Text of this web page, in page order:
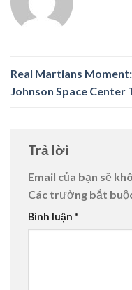
Real Martians Moment:
Johnson Space Center
Trả lời
Email của bạn sẽ
Các trường bắt
Bình luận *